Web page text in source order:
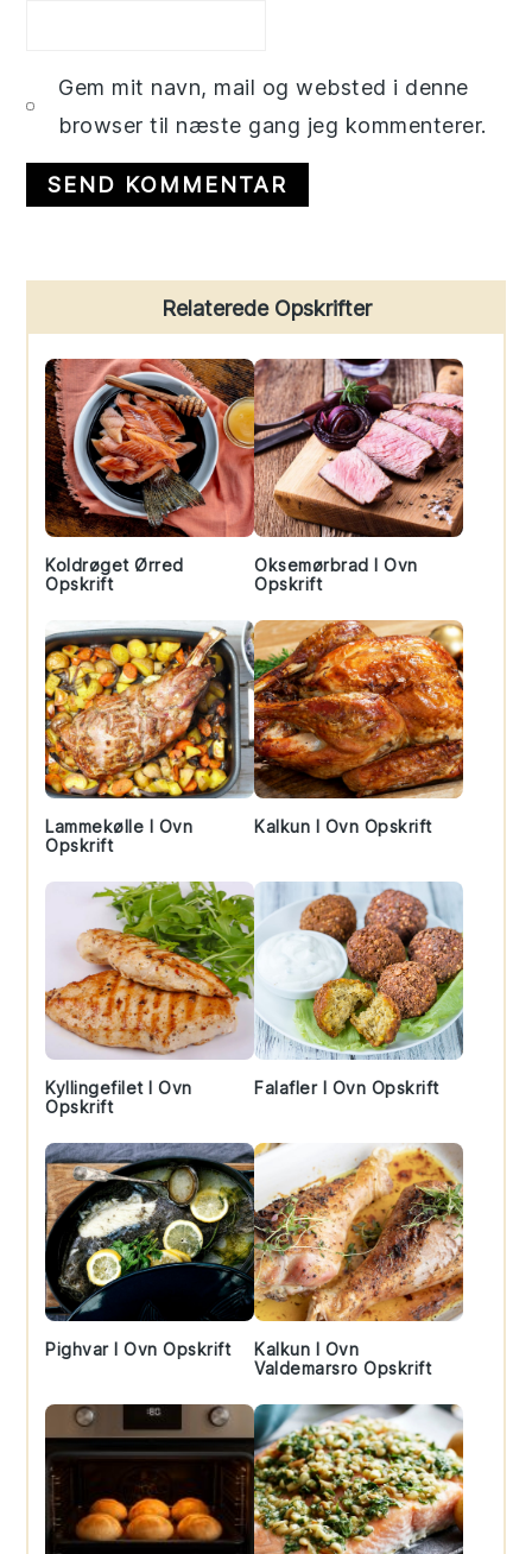
Gem mit navn, mail og websted i denne
browser til næste gang jeg kommenterer.
Sidebar
Relaterede Opskrifter
Koldrøget Ørred
Opskrift
Oksemørbrad I Ovn
Opskrift
Lammekølle I Ovn
Opskrift
Kalkun I Ovn Opskrift
Kyllingefilet I Ovn
Opskrift
Falafler I Ovn Opskrift
Pighvar I Ovn Opskrift
Kalkun I Ovn
Valdemarsro Opskrift